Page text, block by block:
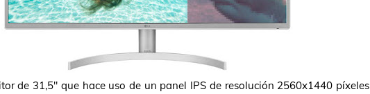
de 31,5" que hace uso de un panel IPS de resolución 2560x1440 píxeles